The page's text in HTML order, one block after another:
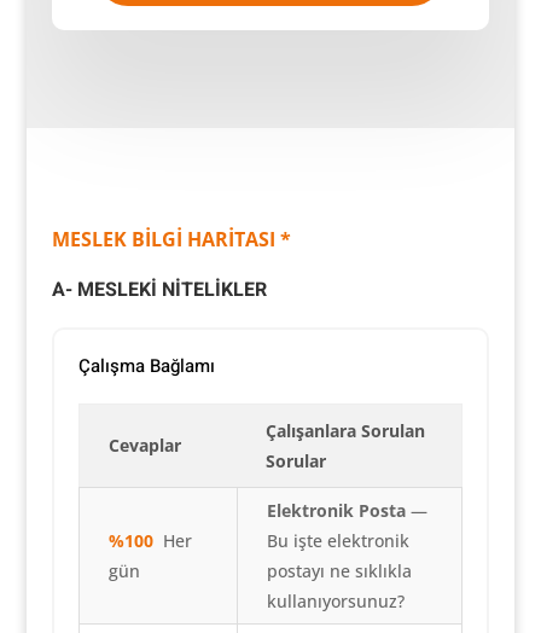
MESLEK BİLGİ HARİTASI *
A- MESLEKİ NİTELİKLER
Çalışma Bağlamı
Cevaplar
Çalışanlara Sorulan
Sorular
%100Her
gün
Elektronik Posta—
Bu işte elektronik
postayı ne sıklıkla
kullanıyorsunuz?